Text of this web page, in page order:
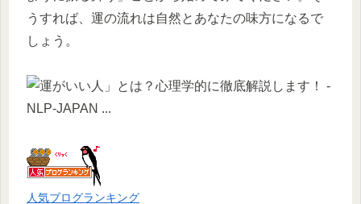
うすれば、運の流れは自然とあなたの味方になるで
しょう。
人気ブログランキング